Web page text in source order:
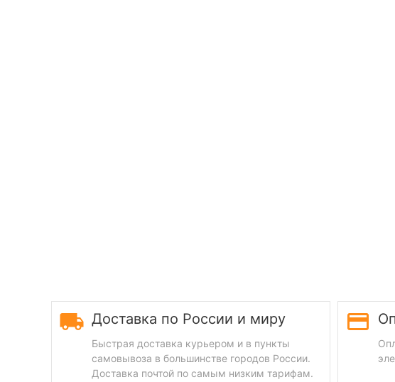
Доставка по России и миру
Быстрая доставка курьером и в пункты
самовывоза в большинстве городов России.
Доставка почтой по самым низким тарифам.